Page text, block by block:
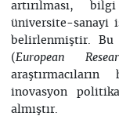
artırılması,
üniversite-sanayi
belirlenmiştir. Bu
(European
inovasyon
almıştır.